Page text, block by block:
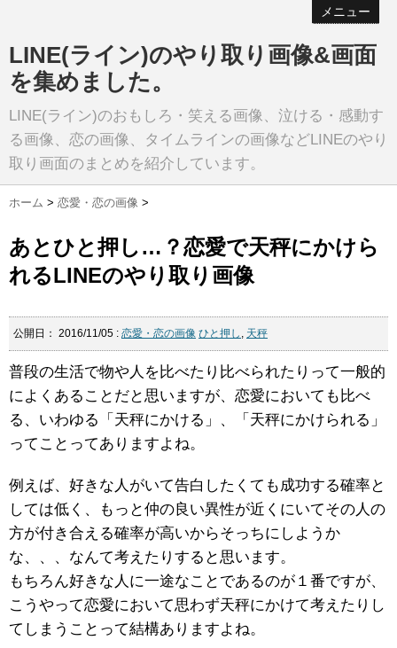
メニュー
LINE(ライン)のやり取り画像&画面
を集めました。
LINE(ライン)のおもしろ・笑える画像、泣ける・感動す
る画像、恋の画像、タイムラインの画像などLINEのやり
取り画面のまとめを紹介しています。
ホーム > 恋愛・恋の画像 >
あとひと押し…？恋愛で天秤にかけら
れるLINEのやり取り画像
公開日： 2016/11/05 : 恋愛・恋の画像 ひと押し , 天秤
普段の生活で物や人を比べたり比べられたりって一般的
によくあることだと思いますが、恋愛においても比べ
る、いわゆる「天秤にかける」、「天秤にかけられる」
ってことってありますよね。
例えば、好きな人がいて告白したくても成功する確率と
しては低く、もっと仲の良い異性が近くにいてその人の
方が付き合える確率が高いからそっちにしようか
な、、、なんて考えたりすると思います。
もちろん好きな人に一途なことであるのが１番ですが、
こうやって恋愛において思わず天秤にかけて考えたりし
てしまうことって結構ありますよね。